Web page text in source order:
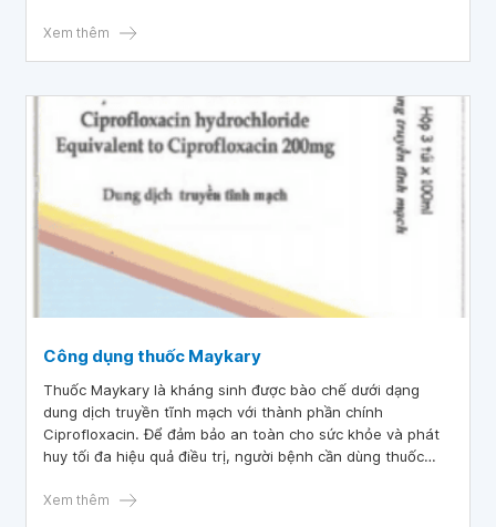
ruột do vi khuẩn,...
Xem thêm
Công dụng thuốc Maykary
Thuốc Maykary là kháng sinh được bào chế dưới dạng
dung dịch truyền tĩnh mạch với thành phần chính
Ciprofloxacin. Để đảm bảo an toàn cho sức khỏe và phát
huy tối đa hiệu quả điều trị, người bệnh cần dùng thuốc
Xem thêm